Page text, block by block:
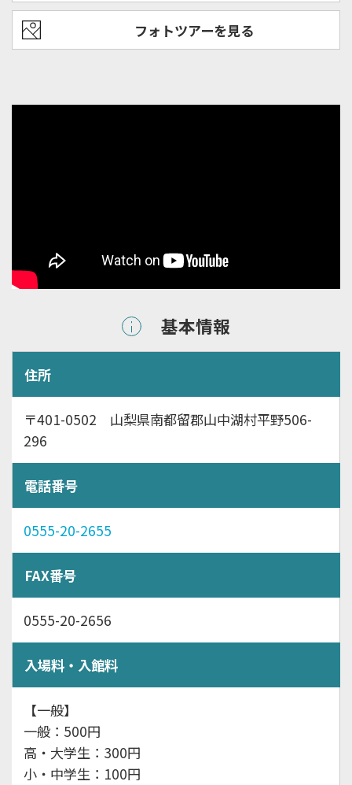
フォトツアーを見る
基本情報
住所
〒401-0502 山梨県南都留郡山中湖村平野506-
296
電話番号
0555-20-2655
FAX番号
0555-20-2656
入場料・入館料
【一般】
一般：500円
高・大学生：300円
小・中学生：100円